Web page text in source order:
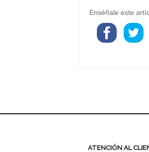
Enséñale este
ATENCIÓN AL